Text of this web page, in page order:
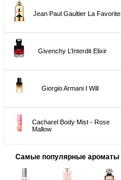
Jean Paul Gaultier La Favorite
Givenchy L’Interdit Elixir
Giorgio Armani I Will
Cacharel Body Mist - Rose
Mallow
Самые популярные ароматы